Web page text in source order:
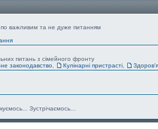
по важливим та не дуже питанням
питань з сімейного фронту
законодавство, Кулінарні пристрасті,
Зустрічаємось...